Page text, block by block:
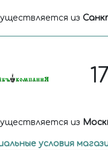
из
из
условия